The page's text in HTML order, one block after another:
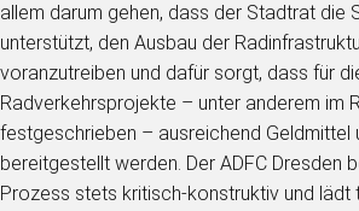
allem darum gehen, dass der Stadtrat die
unterstützt, den Ausbau der
voranzutreiben und dafür sorgt, dass für
Radverkehrsprojekte – unter anderem im
festgeschrieben – ausreichend Geldmittel
bereitgestellt werden. Der ADFC Dresden
Prozess stets kritisch-konstruktiv und lädt